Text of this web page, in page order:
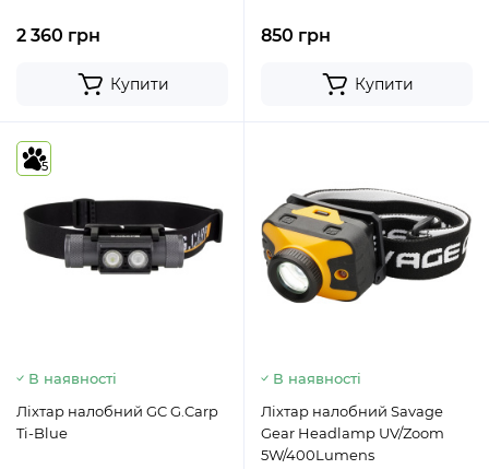
2 360 грн
Купити
850 грн
Купити
5
В наявності
Ліхтар налобний GC G.Carp
Ti-Blue
В наявності
Ліхтар налобний Savage
Gear Headlamp UV/Zoom
5W/400Lumens